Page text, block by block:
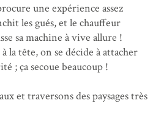
une expérience assez
les gués, et le chauffeur
sa machine à vive allure !
la tête, on se décide à attacher
; ça secoue beaucoup !
et traversons des paysages très